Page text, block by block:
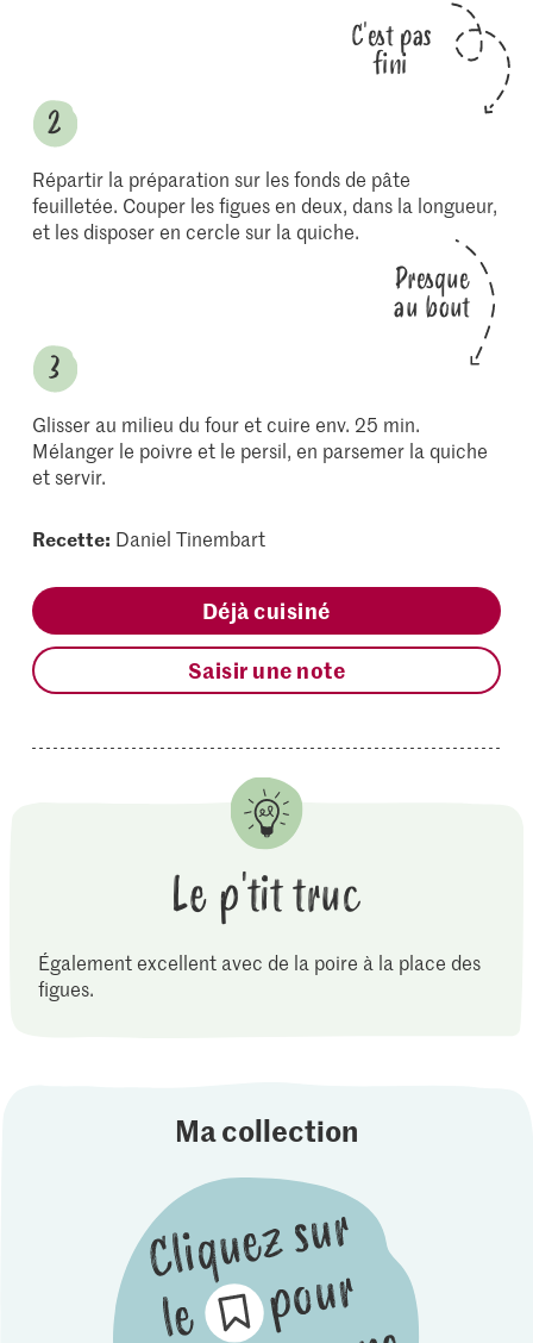
C'est pas
fini
Répartir la préparation sur les fonds de pâte
feuilletée. Couper les figues en deux, dans la longueur,
et les disposer en cercle sur la quiche.
Presque
au bout
Glisser au milieu du four et cuire env. 25 min.
Mélanger le poivre et le persil, en parsemer la quiche
et servir.
Recette: Daniel Tinembart
Déjà cuisiné
Saisir une note
Le p'tit truc
Également excellent avec de la poire à la place des
figues.
Ma collection